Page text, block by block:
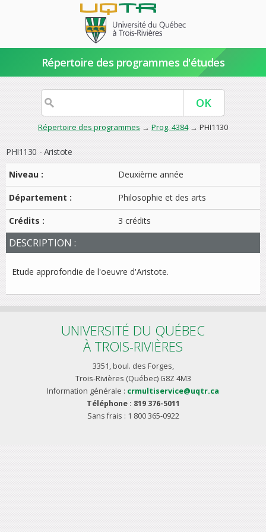
Répertoire des programmes d'études
Répertoire des programmes → Prog. 4384→ PHI1130
PHI1130 - Aristote
Niveau :
Deuxième année
Département : Philosophie et des arts
Crédits : 3 crédits
DESCRIPTION :
Etude approfondie de l'oeuvre d'Aristote.
UNIVERSITÉ DU QUÉBEC
À TROIS-RIVIÈRES
3351, boul. des Forges,
Trois-Rivières (Québec) G8Z 4M3
Information générale : crmultiservice@uqtr.ca
Téléphone : 819 376-5011
Sans frais : 1 800 365-0922